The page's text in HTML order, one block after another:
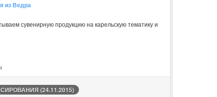
из Ведра
сувенирную продукцию на карельскую тематику и
(24.11.2015)